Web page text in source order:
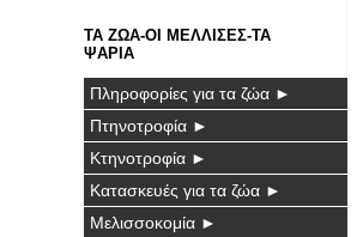
ΤΑ ΖΩΑ-ΟΙ ΜΕΛΛΙΣΕΣ-ΤΑ
ΨΑΡΙΑ
Πληροφορίες για τα ζώα ►
Πτηνοτροφία ►
Κτηνοτροφία ►
Κατασκευές για τα ζώα ►
Μελισσοκομία ►